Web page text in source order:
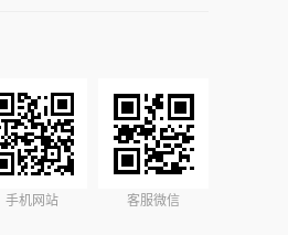
手机网站 客服微信